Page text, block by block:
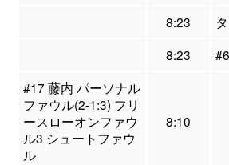
8:23
8:23
#17 藤内 パーソナル
ファウル(2-1:3) フリ
ースローオンファウ
ル3 シュートファウ
ル
8:10